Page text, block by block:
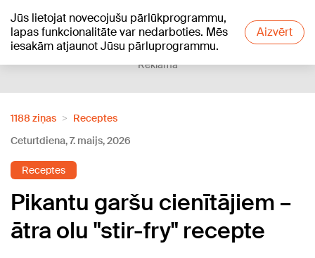
Jūs lietojat novecojušu pārlūkprogrammu,
lapas funkcionalitāte var nedarboties. Mēs
iesakām atjaunot Jūsu pārluprogrammu.
Aizvērt
+13°C
Reklāma
1188 ziņas
Receptes
Ceturtdiena, 7. maijs, 2026
Receptes
Pikantu garšu cienītājiem –
ātra olu "stir-fry" recepte